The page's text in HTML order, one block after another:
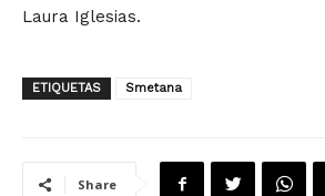
Laura Iglesias.
ETIQUETAS Smetana
Share